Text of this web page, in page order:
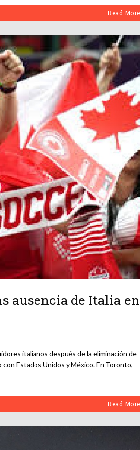
Read More
ausencia de Italia en
italianos después de la eliminación de
Estados Unidos y México. En Toronto,
Read More